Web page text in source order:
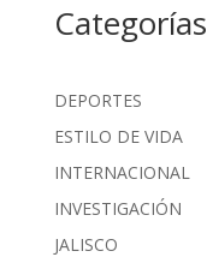
Categorías
DEPORTES
ESTILO DE VIDA
INTERNACIONAL
INVESTIGACIÓN
JALISCO